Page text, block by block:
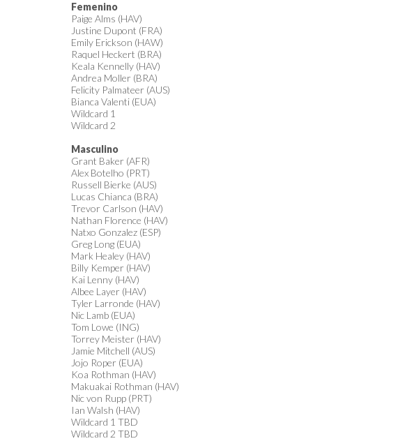
Femenino
Paige Alms (HAV)
Justine Dupont (FRA)
Emily Erickson (HAW)
Raquel Heckert (BRA)
Keala Kennelly (HAV)
Andrea Moller (BRA)
Felicity Palmateer (AUS)
Bianca Valenti (EUA)
Wildcard 1
Wildcard 2
Masculino
Grant Baker (AFR)
Alex Botelho (PRT)
Russell Bierke (AUS)
Lucas Chianca (BRA)
Trevor Carlson (HAV)
Nathan Florence (HAV)
Natxo Gonzalez (ESP)
Greg Long (EUA)
Mark Healey (HAV)
Billy Kemper (HAV)
Kai Lenny (HAV)
Albee Layer (HAV)
Tyler Larronde (HAV)
Nic Lamb (EUA)
Tom Lowe (ING)
Torrey Meister (HAV)
Jamie Mitchell (AUS)
Jojo Roper (EUA)
Koa Rothman (HAV)
Makuakai Rothman (HAV)
Nic von Rupp (PRT)
Ian Walsh (HAV)
Wildcard 1 TBD
Wildcard 2 TBD